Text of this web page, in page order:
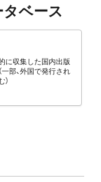
ベース
に収集した国内出版
部、外国で発行され